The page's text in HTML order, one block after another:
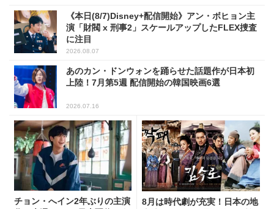
《本日(8/7)Disney+配信開始》アン・ボヒョン主
演「財閥 x 刑事2」スケールアップしたFLEX捜査
に注目
2026.08.07
あのカン・ドンウォンを踊らせた話題作が日本初
上陸！7月第5週 配信開始の韓国映画6選
2026.07.16
チョン・へイン2年ぶりの主演
8月は時代劇が充実！日本の地